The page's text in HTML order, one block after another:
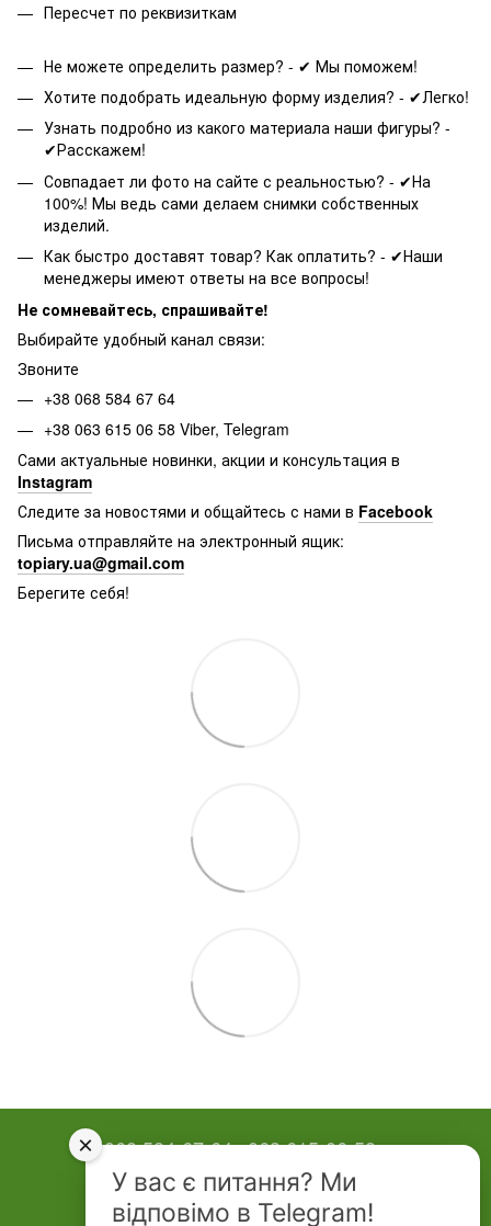
Пересчет по реквизиткам
Не можете определить размер? - ✔ Мы поможем!
Хотите подобрать идеальную форму изделия? - ✔Легко!
Узнать подробно из какого материала наши фигуры? -
✔Расскажем!
Совпадает ли фото на сайте с реальностью? - ✔На
100%! Мы ведь сами делаем снимки собственных
изделий.
Как быстро доставят товар? Как оплатить? - ✔Наши
менеджеры имеют ответы на все вопросы!
Не сомневайтесь, спрашивайте!
Выбирайте удобный канал связи:
Звоните
+38 068 584 67 64
+38 063 615 06 58 Viber, Telegram
Сами актуальные новинки, акции и консультация в
Instagram
Следите за новостями и общайтесь с нами в Facebook
Письма отправляйте на электронный ящик:
topiary.ua@gmail.com
Берегите себя!
068 584-67-64 063 615-06-58
Контактная информация
У вас є питання? Ми
відповімо в Telegram!
×